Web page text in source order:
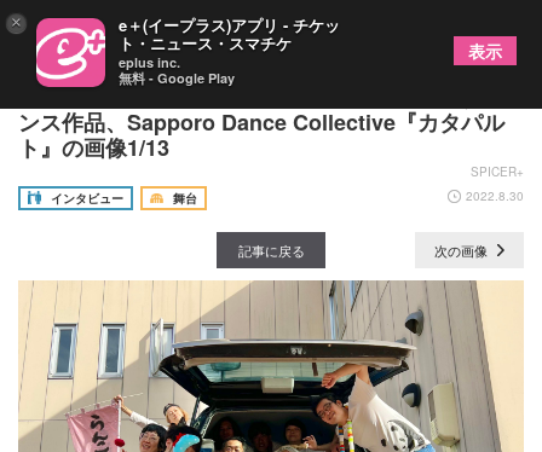
羊屋白玉インタビュー～未来へ思いや夢を届けるダ
ンス作品、Sapporo Dance Collective『カタパル
ト』の画像1/13
SPICER+
インタビュー
舞台 2022.8.30
記事に戻る 次の画像
× e＋(イープラス)アプリ - チケッ
ト・ニュース・スマチケ
eplus inc.
無料 - Google Play
表示